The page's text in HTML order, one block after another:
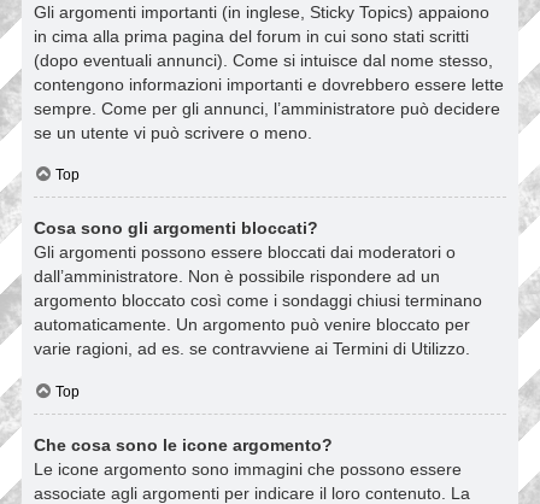
Gli argomenti importanti (in inglese, Sticky Topics) appaiono
in cima alla prima pagina del forum in cui sono stati scritti
(dopo eventuali annunci). Come si intuisce dal nome stesso,
contengono informazioni importanti e dovrebbero essere lette
sempre. Come per gli annunci, l’amministratore può decidere
se un utente vi può scrivere o meno.
Top
Cosa sono gli argomenti bloccati?
Gli argomenti possono essere bloccati dai moderatori o
dall’amministratore. Non è possibile rispondere ad un
argomento bloccato così come i sondaggi chiusi terminano
automaticamente. Un argomento può venire bloccato per
varie ragioni, ad es. se contravviene ai Termini di Utilizzo.
Top
Che cosa sono le icone argomento?
Le icone argomento sono immagini che possono essere
associate agli argomenti per indicare il loro contenuto. La